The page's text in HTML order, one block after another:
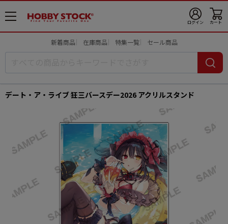
メ
ニ
ログイン カート
新着商品 在庫商品 特集一覧 セール商品
デート・ア・ライブ 狂三バースデー2026 アクリルスタンド